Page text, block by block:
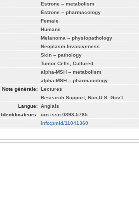
Estrone -- metabolism
Estrone -- pharmacology
Female
Humans
Melanoma -- physiopathology
Neoplasm Invasiveness
Skin -- pathology
Tumor Cells, Cultured
alpha-MSH -- metabolism
alpha-MSH -- pharmacology
Note générale: Lectures
Research Support, Non-U.S. Gov't
Langue: Anglais
Identificateurs: urn:issn:0893-5785
info:pmid/11041360